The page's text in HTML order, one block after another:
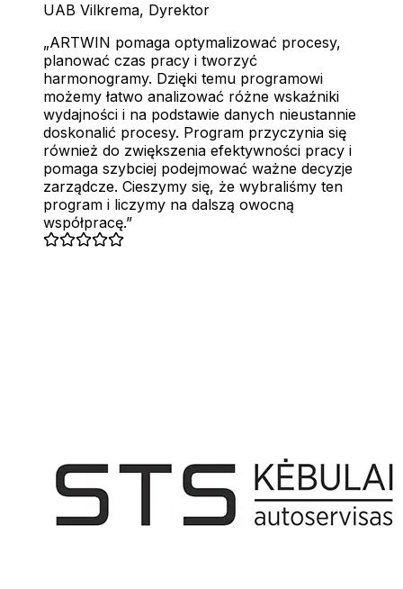
UAB Vilkrema, Dyrektor
ARTWIN pomaga optymalizować procesy,
planować czas pracy i tworzyć
harmonogramy. Dzięki temu programowi
możemy łatwo analizować różne wskaźniki
wydajności i na podstawie danych nieustannie
doskonalić procesy. Program przyczynia się
również do zwiększenia efektywności pracy i
pomaga szybciej podejmować ważne decyzje
zarządcze. Cieszymy się, że wybraliśmy ten
program i liczymy na dalszą owocną
współpracę.